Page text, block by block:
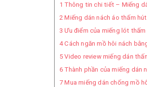
1 Thông tin chi tiết – Miếng
2 Miếng dán nách áo thấm
3 Ưu điểm của miếng lót
4Cách ngăn mồ hôi nách
5 Video review miếng dán
6 Thành phần của miếng dán
7 Mua miếng dán chống mồ